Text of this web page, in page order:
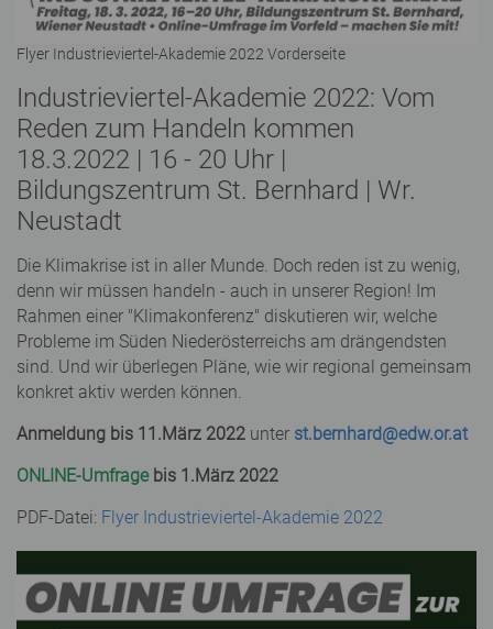
Flyer Industrieviertel-Akademie 2022 Vorderseite
Industrieviertel-Akademie 2022: Vom
Reden zum Handeln kommen
18.3.2022 | 16 - 20 Uhr |
Bildungszentrum St. Bernhard | Wr.
Neustadt
Die Klimakrise ist in aller Munde. Doch reden ist zu wenig,
denn wir müssen handeln - auch in unserer Region! Im
Rahmen einer "Klimakonferenz" diskutieren wir, welche
Probleme im Süden Niederösterreichs am drängendsten
sind. Und wir überlegen Pläne, wie wir regional gemeinsam
konkret aktiv werden können.
Anmeldung bis 11.März 2022 unter st.bernhard@edw.or.at
ONLINE-Umfragebis 1.März 2022
PDF-Datei: Flyer Industrieviertel-Akademie 2022